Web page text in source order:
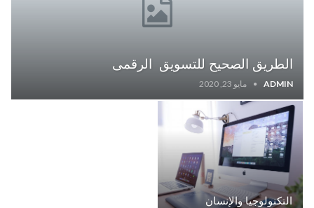
الطريق الصحيح للتسويق الرقمى
ADMIN مايو 23, 2020
التكنولوجيا والإنسان